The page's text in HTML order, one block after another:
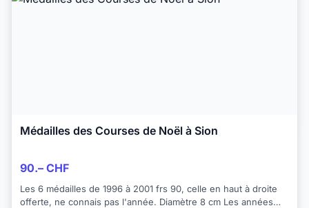
Médailles des Courses de Noël à Sion
90.– CHF
Les 6 médailles de 1996 à 2001 frs 90, celle en haut à droite
offerte, ne connais pas l'année. Diamètre 8 cm Les années